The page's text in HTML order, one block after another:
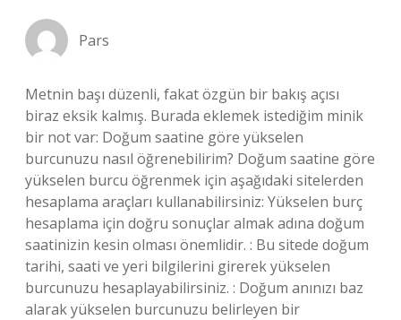
Pars
Metnin başı düzenli, fakat özgün bir bakış açısı
biraz eksik kalmış. Burada eklemek istediğim minik
bir not var: Doğum saatine göre yükselen
burcunuzu nasıl öğrenebilirim? Doğum saatine göre
yükselen burcu öğrenmek için aşağıdaki sitelerden
hesaplama araçları kullanabilirsiniz: Yükselen burç
hesaplama için doğru sonuçlar almak adına doğum
saatinizin kesin olması önemlidir. : Bu sitede doğum
tarihi, saati ve yeri bilgilerini girerek yükselen
burcunuzu hesaplayabilirsiniz. : Doğum anınızı baz
alarak yükselen burcunuzu belirleyen bir